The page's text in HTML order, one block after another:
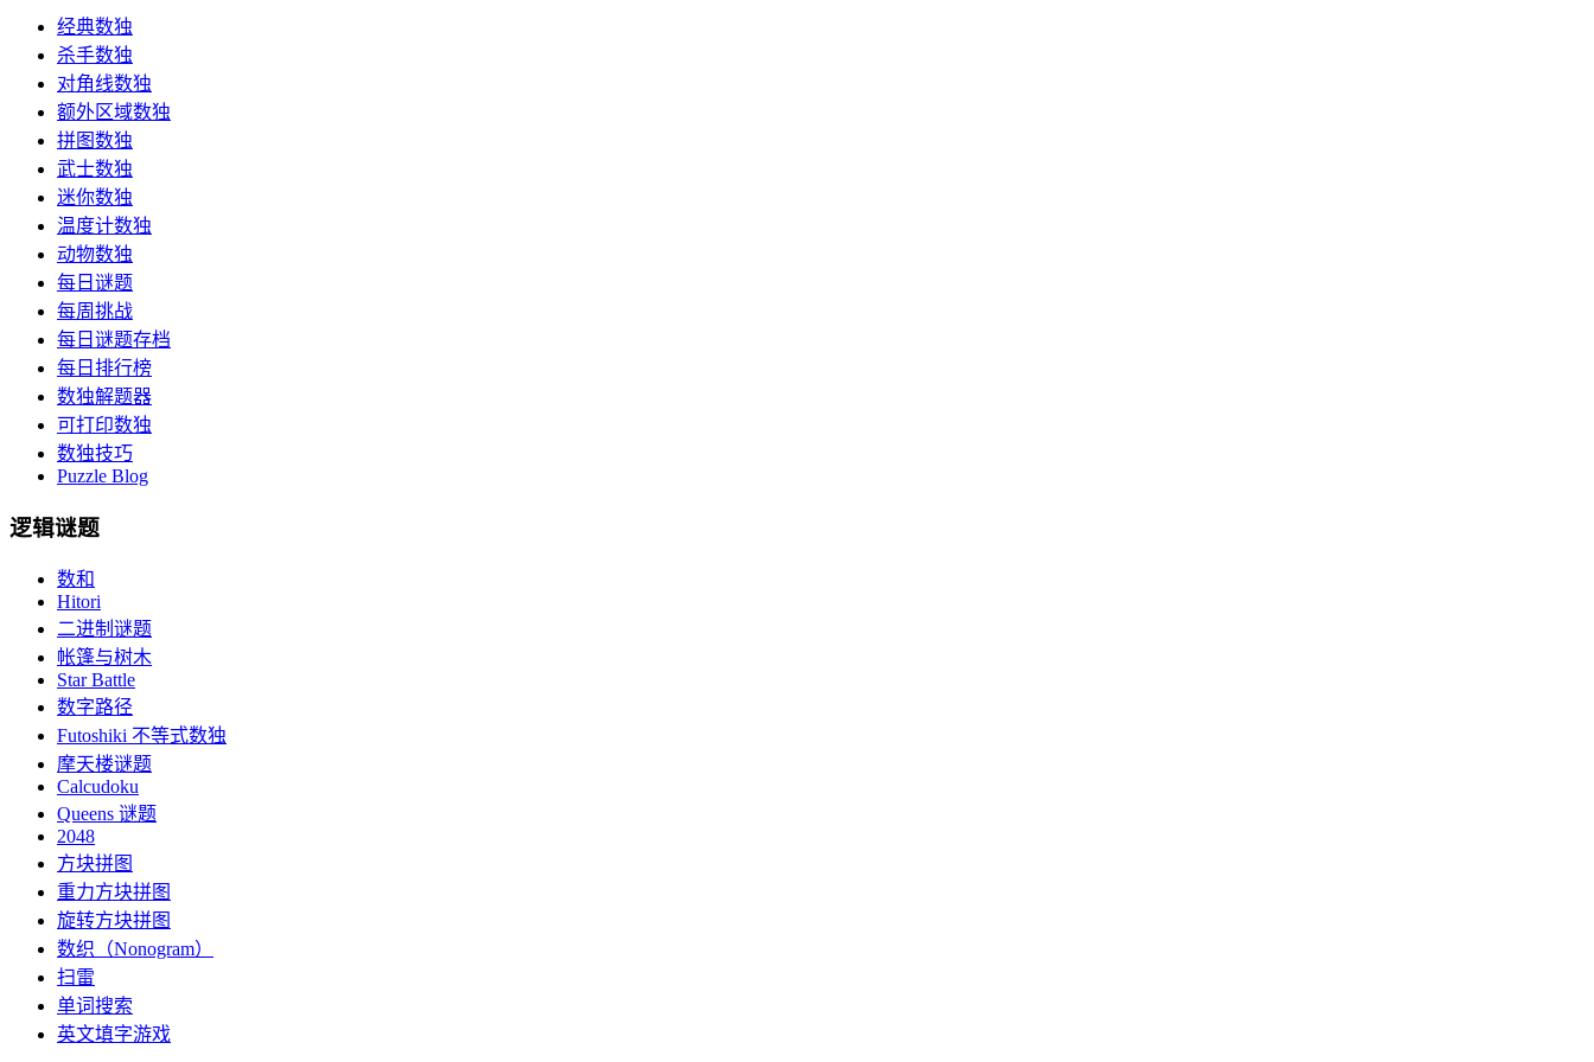
经典数独
杀手数独
对角线数独
额外区域数独
拼图数独
武士数独
迷你数独
温度计数独
动物数独
每日谜题
每周挑战
每日谜题存档
每日排行榜
数独解题器
可打印数独
数独技巧
Puzzle Blog
逻辑谜题
数和
Hitori
二进制谜题
帐篷与树木
Star Battle
数字路径
Futoshiki 不等式数独
摩天楼谜题
Calcudoku
Queens 谜题
2048
方块拼图
重力方块拼图
旋转方块拼图
数织（Nonogram）
扫雷
单词搜索
英文填字游戏